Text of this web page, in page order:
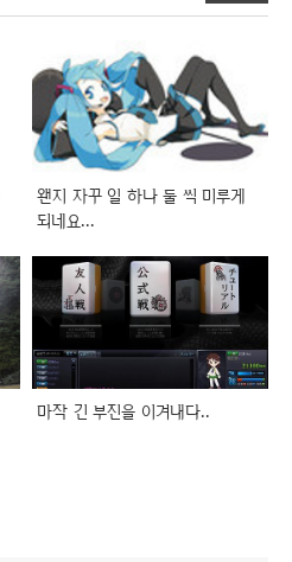
왠지 자꾸 일 하나 둘 씩 미루게
되네요...
마작 긴 부진을 이겨내다..